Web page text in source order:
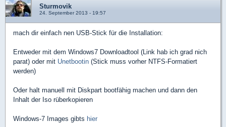
Sturmovik
24. September 2013 - 19:57
mach dir einfach nen USB-Stick für die Installation:
Entweder mit dem Windows7 Downloadtool (Link hab ich grad nich
parat) oder mit Unetbootin (Stick muss vorher NTFS-Formatiert
werden)
Oder halt manuell mit Diskpart bootfähig machen und dann den
Inhalt der Iso rüberkopieren
Windows-7 Images gibts hier